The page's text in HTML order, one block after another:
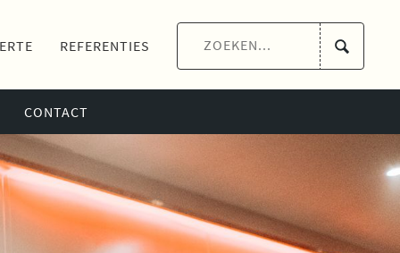
REFERENTIES
CONTACT